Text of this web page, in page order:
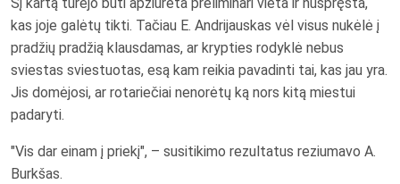
kas joje galėtų tikti. Tačiau E. Andrijauskas vėl visus nukėlė į
pradžių pradžią klausdamas, ar krypties rodyklė nebus
sviestas sviestuotas, esą kam reikia pavadinti tai, kas jau yra.
Jis domėjosi, ar rotariečiai nenorėtų ką nors kitą miestui
padaryti.
"Vis dar einam į priekį", – susitikimo rezultatus reziumavo A.
Burkšas.